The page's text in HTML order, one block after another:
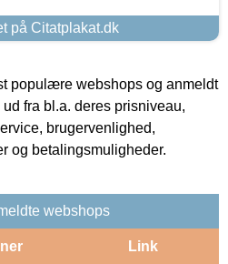
på Citatplakat.dk
populære webshops og anmeldt
fra bl.a. deres prisniveau,
brugervenlighed,
og betalingsmuligheder.
webshops
Link